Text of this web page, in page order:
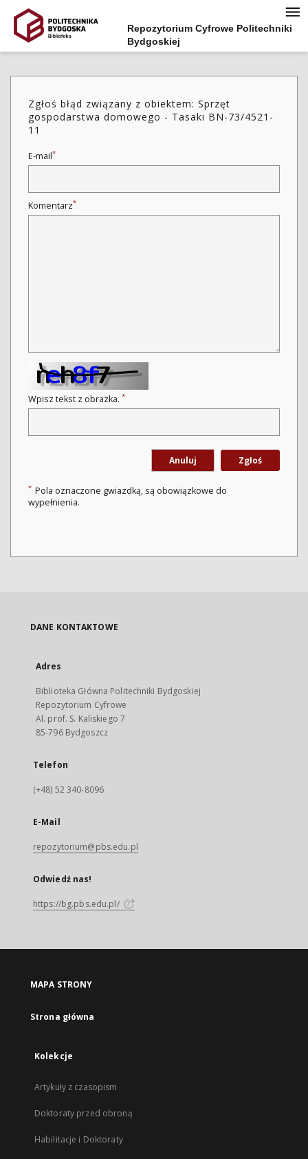
Repozytorium Cyfrowe Politechniki
Bydgoskiej
Zgłoś błąd związany z obiektem: Sprzęt
gospodarstwa domowego - Tasaki BN-73/4521-
11
E-mail*
Komentarz*
Wpisz tekst z obrazka. *
Anuluj Zgłoś
* Pola oznaczone gwiazdką, są obowiązkowe do
wypełnienia.
DANE KONTAKTOWE
Adres
Biblioteka Główna Politechniki Bydgoskiej
Repozytorium Cyfrowe
Al. prof. S. Kaliskiego 7
85-796 Bydgoszcz
Telefon
(+48) 52 340-8096
E-Mail
repozytorium@pbs.edu.pl
Odwiedź nas!
https://bg.pbs.edu.pl/
MAPA STRONY
Strona główna
Kolekcje
Artykuły z czasopism
Doktoraty przed obroną
Habilitacje i Doktoraty